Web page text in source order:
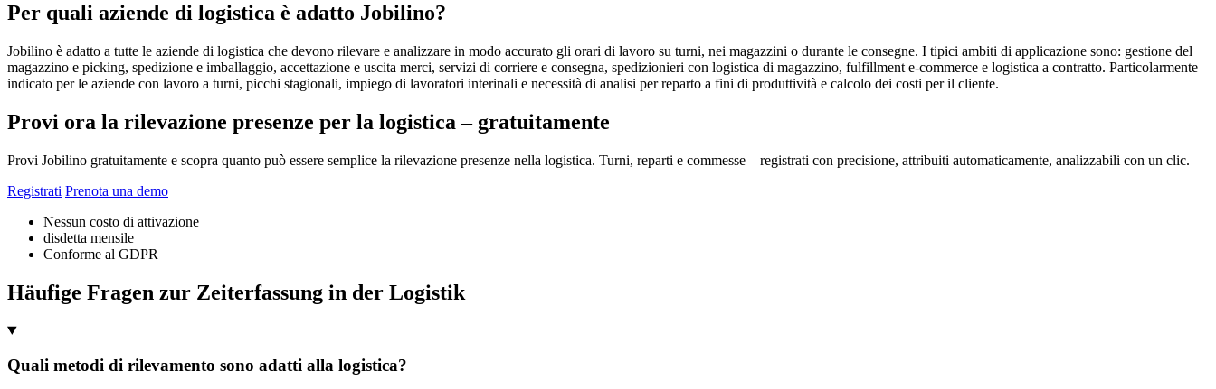
Per quali aziende di logistica è adatto Jobilino?
Jobilino è adatto a tutte le aziende di logistica che devono rilevare e analizzare in modo accurato gli orari di lavoro su turni, nei magazzini o durante le consegne. I tipici ambiti di applicazione sono: gestione del
magazzino e picking, spedizione e imballaggio, accettazione e uscita merci, servizi di corriere e consegna, spedizionieri con logistica di magazzino, fulfillment e-commerce e logistica a contratto. Particolarmente
indicato per le aziende con lavoro a turni, picchi stagionali, impiego di lavoratori interinali e necessità di analisi per reparto a fini di produttività e calcolo dei costi per il cliente.
Provi ora la rilevazione presenze per la logistica – gratuitamente
Provi Jobilino gratuitamente e scopra quanto può essere semplice la rilevazione presenze nella logistica. Turni, reparti e commesse – registrati con precisione, attribuiti automaticamente, analizzabili con un clic.
Registrati Prenota una demo
Nessun costo di attivazione
disdetta mensile
Conforme al GDPR
Häufige Fragen zur Zeiterfassung in der Logistik
Quali metodi di rilevamento sono adatti alla logistica?